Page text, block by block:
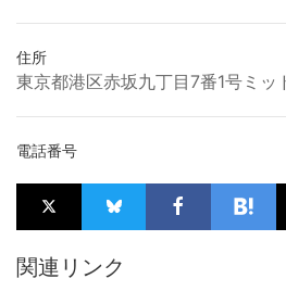
住所
東京都港区赤坂九丁目7番1号ミッ
電話番号
関連リンク